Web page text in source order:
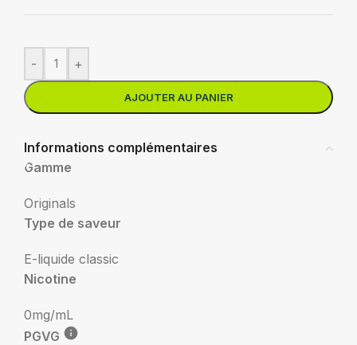
- +
AJOUTER AU PANIER
Informations complémentaires
Gamme
Originals
Type de saveur
E-liquide classic
Nicotine
0mg/mL
PGVG